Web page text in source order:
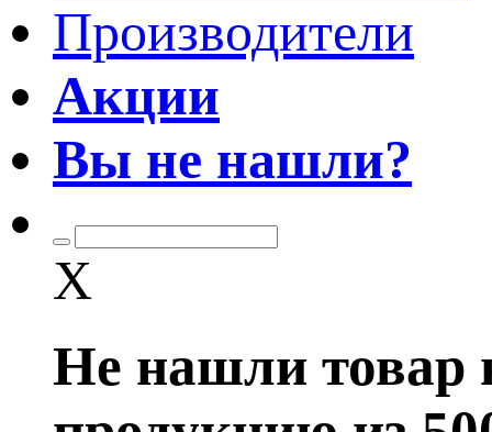
Производители
Акции
Вы не нашли?
X
Не нашли товар